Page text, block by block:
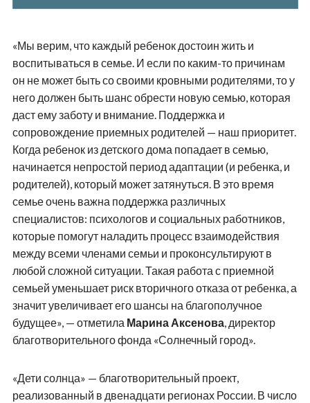
«Мы верим, что каждый ребенок достоин жить и
воспитываться в семье. И если по каким-то причинам
он не может быть со своими кровными родителями, то у
него должен быть шанс обрести новую семью, которая
даст ему заботу и внимание. Поддержка и
сопровождение приемных родителей — наш приоритет.
Когда ребенок из детского дома попадает в семью,
начинается непростой период адаптации (и ребенка, и
родителей), который может затянуться. В это время
семье очень важна поддержка различных
специалистов: психологов и социальных работников,
которые помогут наладить процесс взаимодействия
между всеми членами семьи и проконсультируют в
любой сложной ситуации. Такая работа с приемной
семьей уменьшает риск вторичного отказа от ребенка, а
значит увеличивает его шансы на благополучное
будущее», — отметила Марина Аксенова, директор
благотворительного фонда «Солнечный город».
«Дети солнца» — благотворительный проект,
реализованный в двенадцати регионах России. В число